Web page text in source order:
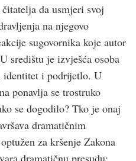
da usmjeri svoj
na njegovo
sugovornika koje autor
središtu je izvješća osoba
identitet i podrijetlo. U
ponavlja se trostruko
se dogodilo? Tko je onaj
dramatičnim
za kršenje Zakona
dramatičnu presudu: